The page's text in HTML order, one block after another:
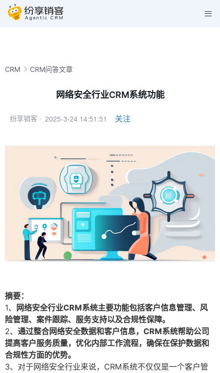
CRM CRM问答文章
网络安全行业CRM系统功能
纷享销客 · 2025-3-24 14:51:51 关注
摘要：
1、
网络安全行业CRM系统主要功能包括客户信息管理、风
险管理、案件跟踪、服务支持以及合规性保障。
2、 通过整合网络安全数据和客户信息，CRM系统帮助公司
提高客户服务质量，优化内部工作流程，确保在保护数据和
合规性方面的优势。
3、对于网络安全行业来说，CRM系统不仅仅是一个客户管